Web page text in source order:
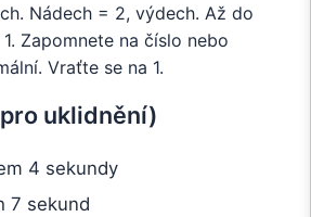
Nádech = 2, výdech. Až do
Zapomnete na číslo nebo
Vraťte se na 1.
uklidnění)
4 sekundy
7 sekund